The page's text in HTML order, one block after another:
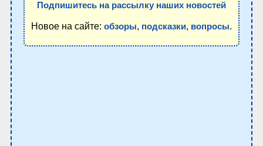
Подпишитесь на рассылку наших новостей
Новое на сайте: обзоры, подсказки, вопросы.